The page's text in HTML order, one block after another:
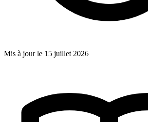
Mis à jour le 15 juillet 2026